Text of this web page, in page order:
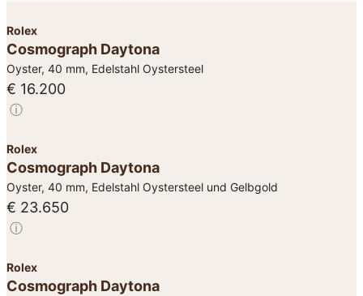
Rolex
Cosmograph Daytona
Oyster, 40 mm, Edelstahl Oystersteel
€ 16.200
ⓘ
Rolex
Cosmograph Daytona
Oyster, 40 mm, Edelstahl Oystersteel und Gelbgold
€ 23.650
ⓘ
Rolex
Cosmograph Daytona